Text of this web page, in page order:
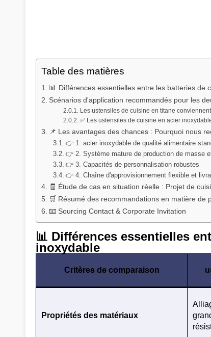
Table des matières
📊 Différences essentielles entre les batteries de
Scénarios d'application recommandés pour les
Les ustensiles de cuisine en titane
✅ Les ustensiles de cuisine en acier
📌 Les avantages des chances : Pourquoi nous
👉 1. acier inoxydable de qualité alimentaire
👉 2. Système mature de production de masse
👉 3. Capacités de personnalisation robustes
👉 4. Chaîne d'approvisionnement flexible et
🧾 Étude de cas en situation réelle : Projet de
🛒 Résumé des recommandations en matière de
📧 Sourcing Contact & Corporate Invitation
📊 Différences essentielles
inoxydable
Critères de comparaison
Propriétés des matériaux